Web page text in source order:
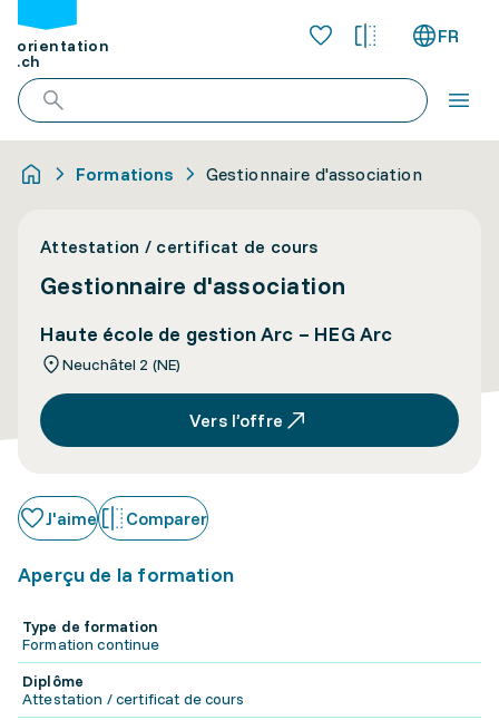
orientation
.ch
FR
Formations Gestionnaire d'association
Attestation / certificat de cours
Gestionnaire d'association
Haute école de gestion Arc – HEG Arc
Neuchâtel 2 (NE)
Vers l’offre
J'aime Comparer
Aperçu de la formation
Type de formation
Formation continue
Diplôme
Attestation / certificat de cours